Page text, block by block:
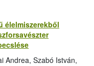
élelmiszerekből
Andrea, Szabó István,